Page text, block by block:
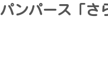
パンパース「さ